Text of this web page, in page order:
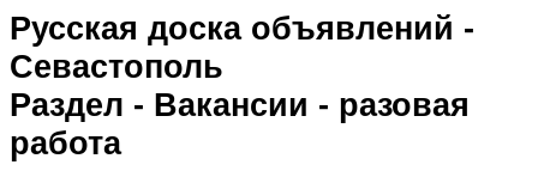
Русская доска объявлений -
Севастополь
Раздел - Вакансии - разовая
работа